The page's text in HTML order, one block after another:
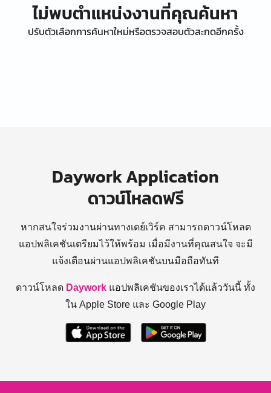
ไม่พบตำแหน่งงานที่คุณค้นหา
ปรับตัวเลือกการค้นหาใหม่หรือตรวจสอบตัวสะกดอีกครั้ง
Daywork Application
ดาวน์โหลดฟรี
หากสนใจร่วมงานผ่านทางเดย์เวิร์ค สามารถดาวน์โหลด
แอปพลิเคชันเตรียมไว้ให้พร้อม เมื่อมีงานที่คุณสนใจ จะมี
แจ้งเตือนผ่านแอปพลิเคชันบนมือถือทันที
ดาวน์โหลด Daywork แอปพลิเคชันของเราได้แล้ววันนี้ ทั้ง
ใน Apple Store และ Google Play